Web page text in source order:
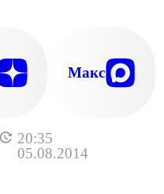
20:35
05.08.2014
Макс